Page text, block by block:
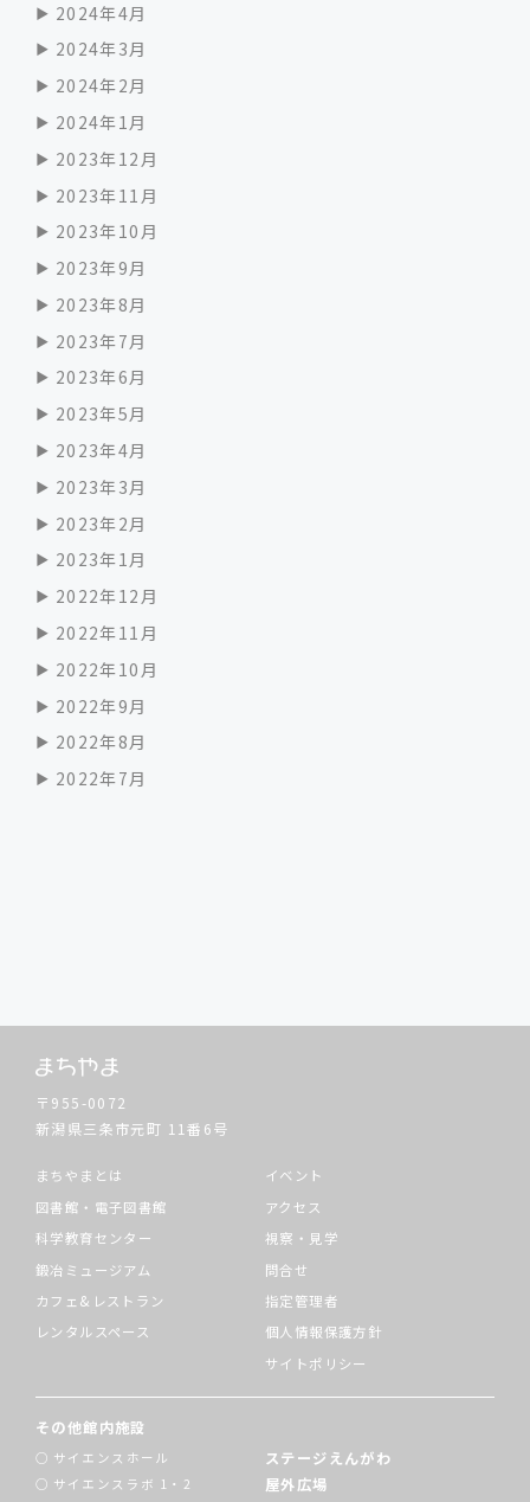
2024年4月
2024年3月
2024年2月
2024年1月
2023年12月
2023年11月
2023年10月
2023年9月
2023年8月
2023年7月
2023年6月
2023年5月
2023年4月
2023年3月
2023年2月
2023年1月
2022年12月
2022年11月
2022年10月
2022年9月
2022年8月
2022年7月
〒955-0072
新潟県三条市元町 11番6号
まちやまとは
図書館・電子図書館
科学教育センター
鍛冶ミュージアム
カフェ&レストラン
レンタルスペース
イベント
アクセス
視察・見学
問合せ
指定管理者
個人情報保護方針
サイトポリシー
その他館内施設
サイエンスホール
サイエンスラボ 1・2
ステージえんがわ
屋外広場